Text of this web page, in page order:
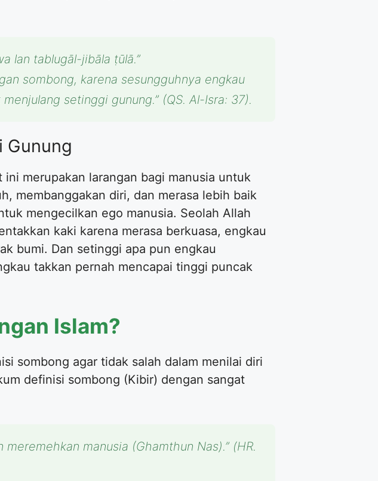
lan tablugāl-jibāla ṭūlā.”
sombong, karena sesungguhnya engkau
setinggi gunung.” (QS. Al-Isra: 37).
Gunung
merupakan larangan bagi manusia untuk
membanggakan diri, dan merasa lebih baik
mengecilkan ego manusia. Seolah Allah
kaki karena merasa berkuasa, engkau
bumi. Dan setinggi apa pun engkau
takkan pernah mencapai tinggi puncak
Islam?
sombong agar tidak salah dalam menilai diri
definisi sombong (Kibir) dengan sangat
manusia (Ghamthun Nas).” (HR.